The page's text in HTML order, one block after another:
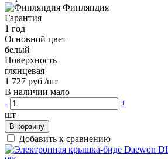
Финляндия
Гарантия
1 год
Основной цвет
белый
Поверхность
глянцевая
1 727 руб /шт
В наличии мало
-
+
шт
В корзину
Добавить к сравнению